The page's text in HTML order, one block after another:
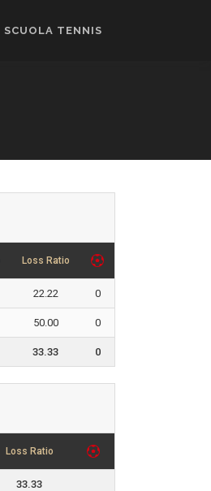
SCUOLA TENNIS
Loss Ratio
22.22 0
50.00 0
33.33 0
Loss Ratio
33.33